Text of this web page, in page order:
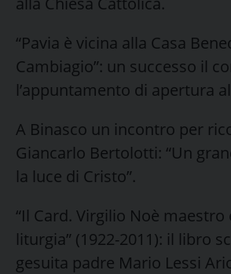
“Pavia è vicina alla Casa
Cambiagio”: un successo il
l’appuntamento di apertura
A Binasco un incontro per
Giancarlo Bertolotti: “Un
la luce di Cristo”.
“Il Card. Virgilio Noè
liturgia” (1922-2011): il libro
gesuita padre Mario Lessi